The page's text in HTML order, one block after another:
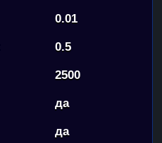
0.01
0.5
2500
да
да